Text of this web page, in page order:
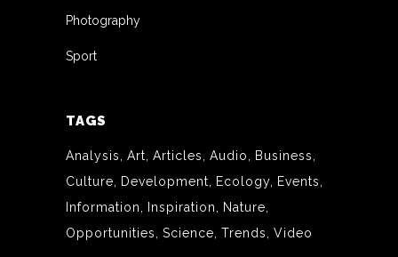
Photography
Sport
TAGS
Analysis Art Articles Audio
Business
Culture
Development Ecology
Events
Information
Inspiration
Nature
Opportunities
Science Trends Video